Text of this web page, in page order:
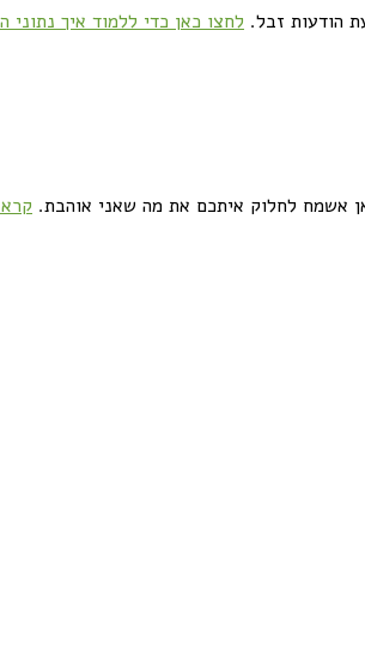
הודעות זבל. לחצו כאן כדי ללמוד איך
אשמח לחלוק איתכם את מה שאני אוהבת.